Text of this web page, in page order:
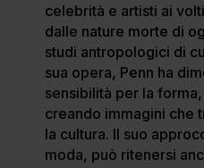
celebrità e artisti ai
dalle nature morte di
studi antropologici di
sua opera, Penn ha
sensibilità per la
creando immagini che
la cultura. Il suo
moda, può ritenersi